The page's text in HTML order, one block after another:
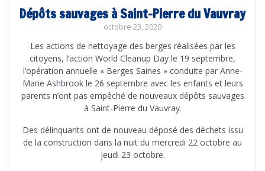
Dépôts sauvages à Saint-Pierre du Vauvray
octobre 23, 2020
Les actions de nettoyage des berges réalisées par les
citoyens, l’action World Cleanup Day le 19 septembre,
l’opération annuelle « Berges Saines » conduite par Anne-
Marie Ashbrook le 26 septembre avec les enfants et leurs
parents n’ont pas empêché de nouveaux dépôts sauvages
à Saint-Pierre du Vauvray.
Des délinquants ont de nouveau déposé des déchets issu
de la construction dans la nuit du mercredi 22 octobre au
jeudi 23 octobre.